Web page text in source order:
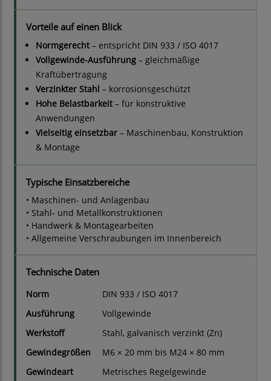
Vorteile auf einen Blick
Normgerecht – entspricht DIN 933 / ISO 4017
Vollgewinde-Ausführung – gleichmäßige
Kraftübertragung
Verzinkter Stahl – korrosionsgeschützt
Hohe Belastbarkeit – für konstruktive
Anwendungen
Vielseitig einsetzbar – Maschinenbau, Konstruktion
& Montage
Typische Einsatzbereiche
• Maschinen- und Anlagenbau
• Stahl- und Metallkonstruktionen
• Handwerk & Montagearbeiten
• Allgemeine Verschraubungen im Innenbereich
Technische Daten
Norm
DIN 933 / ISO 4017
Ausführung
Vollgewinde
Werkstoff
Stahl, galvanisch verzinkt (Zn)
Gewindegrößen
M6 × 20 mm bis M24 × 80 mm
Gewindeart
Metrisches Regelgewinde